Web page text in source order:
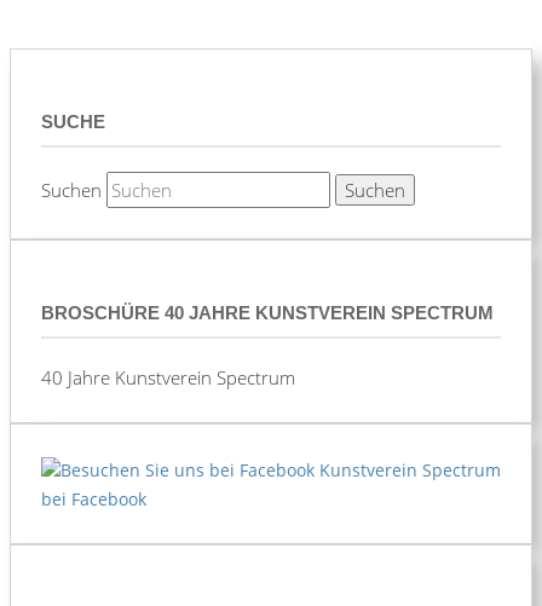
SUCHE
Suchen
BROSCHÜRE 40 JAHRE KUNSTVEREIN SPECTRUM
40 Jahre Kunstverein Spectrum
Kunstverein Spectrum
bei Facebook